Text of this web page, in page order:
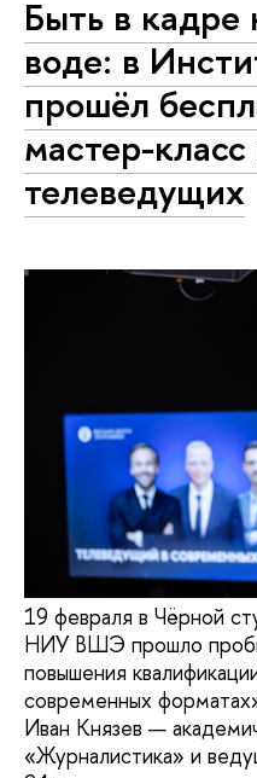
Быть в кадре
воде: в
прошёл
мастер-
телеведущих
19 февраля в Чёрной
НИУ ВШЭ прошло
повышения
современных
Иван Князев —
«Журналистика» и